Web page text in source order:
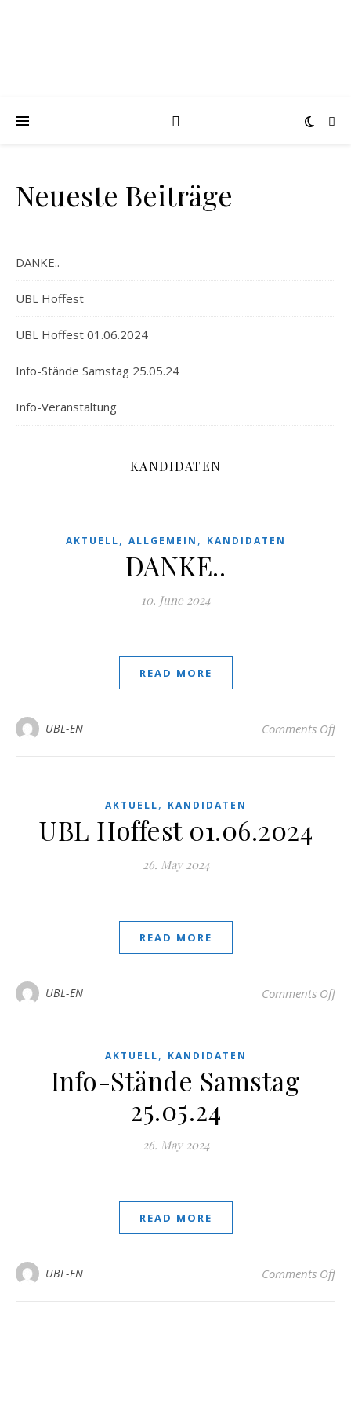
Neueste Beiträge
DANKE..
UBL Hoffest
UBL Hoffest 01.06.2024
Info-Stände Samstag 25.05.24
Info-Veranstaltung
KANDIDATEN
AKTUELL, ALLGEMEIN , KANDIDATEN
DANKE..
10. June 2024
READ MORE
UBL-EN Comments Offon
AKTUELL, KANDIDATEN
UBL Hoffest 01.06.2024
26. May 2024
READ MORE
UBL-EN Comments Offon
AKTUELL, KANDIDATEN
Info-Stände Samstag
25.05.24
26. May 2024
READ MORE
UBL-EN Comments Offon